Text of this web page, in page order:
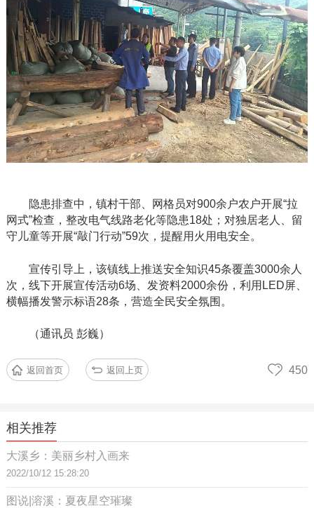
隐患排查中，镇村干部、网格员对900余户农户开展“拉
网式”检查，整改电气线路老化等隐患18处；对独居老人、留
守儿童等开展“敲门行动”59次，提醒用火用电安全。
宣传引导上，该镇线上推送安全知识45条覆盖3000余人
次，线下开展宣传活动6场、发资料2000余份，利用LED屏、
横幅播发警示标语28条，营造全民安全氛围。
（通讯员 彭巍）
返回首页 返回上页 450
相关推荐
大溪乡：美丽乡村入画来
2022/10/12 15:28:20
图说|溶溪：夏夜星空璀璨